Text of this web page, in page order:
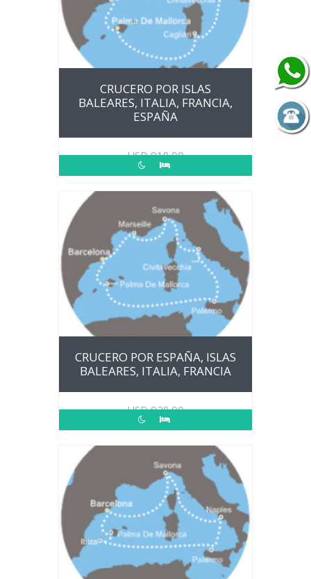
CRUCERO POR ISLAS
BALEARES, ITALIA, FRANCIA,
ESPAÑA
USD918.00
CRUCERO POR ESPAÑA, ISLAS
BALEARES, ITALIA, FRANCIA
USD928.00